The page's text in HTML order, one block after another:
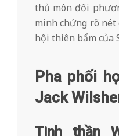
thủ môn đối
minh chứng rõ nét
hội thiên bẩm của
Pha phối
Jack
Tinh thần